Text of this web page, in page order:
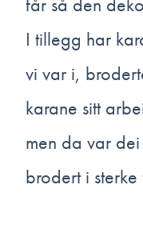
I tillegg har
vi var i,
karane sitt
men da var
brodert i
ein bunad frå
Kunovíce og
landsbyane
inntil, og
originalmaterialet
er frå slutten